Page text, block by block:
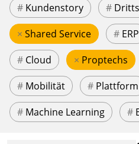
# Kundenstory #
× Shared Service # ERP
# Cloud × Proptechs
# Mobilität # Plattform
# Machine Learning #